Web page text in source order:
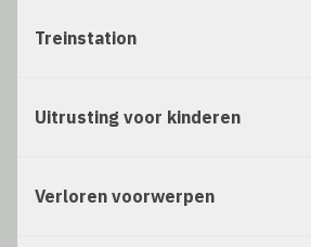
Treinstation
Uitrusting voor kinderen
Verloren voorwerpen